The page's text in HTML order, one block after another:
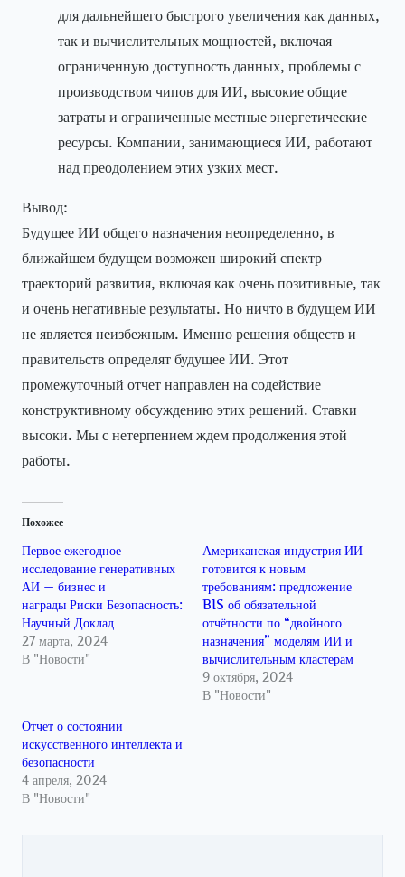
для дальнейшего быстрого увеличения как данных,
так и вычислительных мощностей, включая
ограниченную доступность данных, проблемы с
производством чипов для ИИ, высокие общие
затраты и ограниченные местные энергетические
ресурсы. Компании, занимающиеся ИИ, работают
над преодолением этих узких мест.
Вывод:
Будущее ИИ общего назначения неопределенно, в
ближайшем будущем возможен широкий спектр
траекторий развития, включая как очень позитивные, так
и очень негативные результаты. Но ничто в будущем ИИ
не является неизбежным. Именно решения обществ и
правительств определят будущее ИИ. Этот
промежуточный отчет направлен на содействие
конструктивному обсуждению этих решений. Ставки
высоки. Мы с нетерпением ждем продолжения этой
работы.
Похожее
Первое ежегодное
исследование генеративных
АИ — бизнес и
награды Риски Безопасность:
Научный Доклад
27 марта, 2024
В "Новости"
Американская индустрия ИИ
готовится к новым
требованиям: предложение
BIS об обязательной
отчётности по “двойного
назначения” моделям ИИ и
вычислительным кластерам
9 октября, 2024
В "Новости"
Отчет о состоянии
искусственного интеллекта и
безопасности
4 апреля, 2024
В "Новости"